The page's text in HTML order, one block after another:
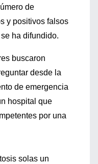
de
y positivos falsos
ha difundido.
buscaron
desde la
de emergencia
hospital que
por una
solas un